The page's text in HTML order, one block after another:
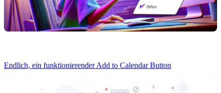
Endlich, ein funktionierender Add to Calendar Button